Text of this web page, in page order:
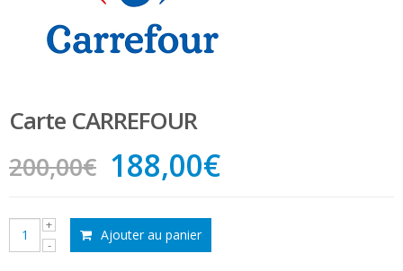
Carte CARREFOUR
200,00€ Le
prix
initial
était :
188,00€Le
prix
quantité
Ajouter au panier